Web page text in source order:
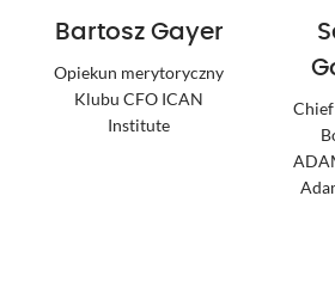
Bartosz Gayer
Opiekun merytoryczny
Klubu CFO ICAN
Institute